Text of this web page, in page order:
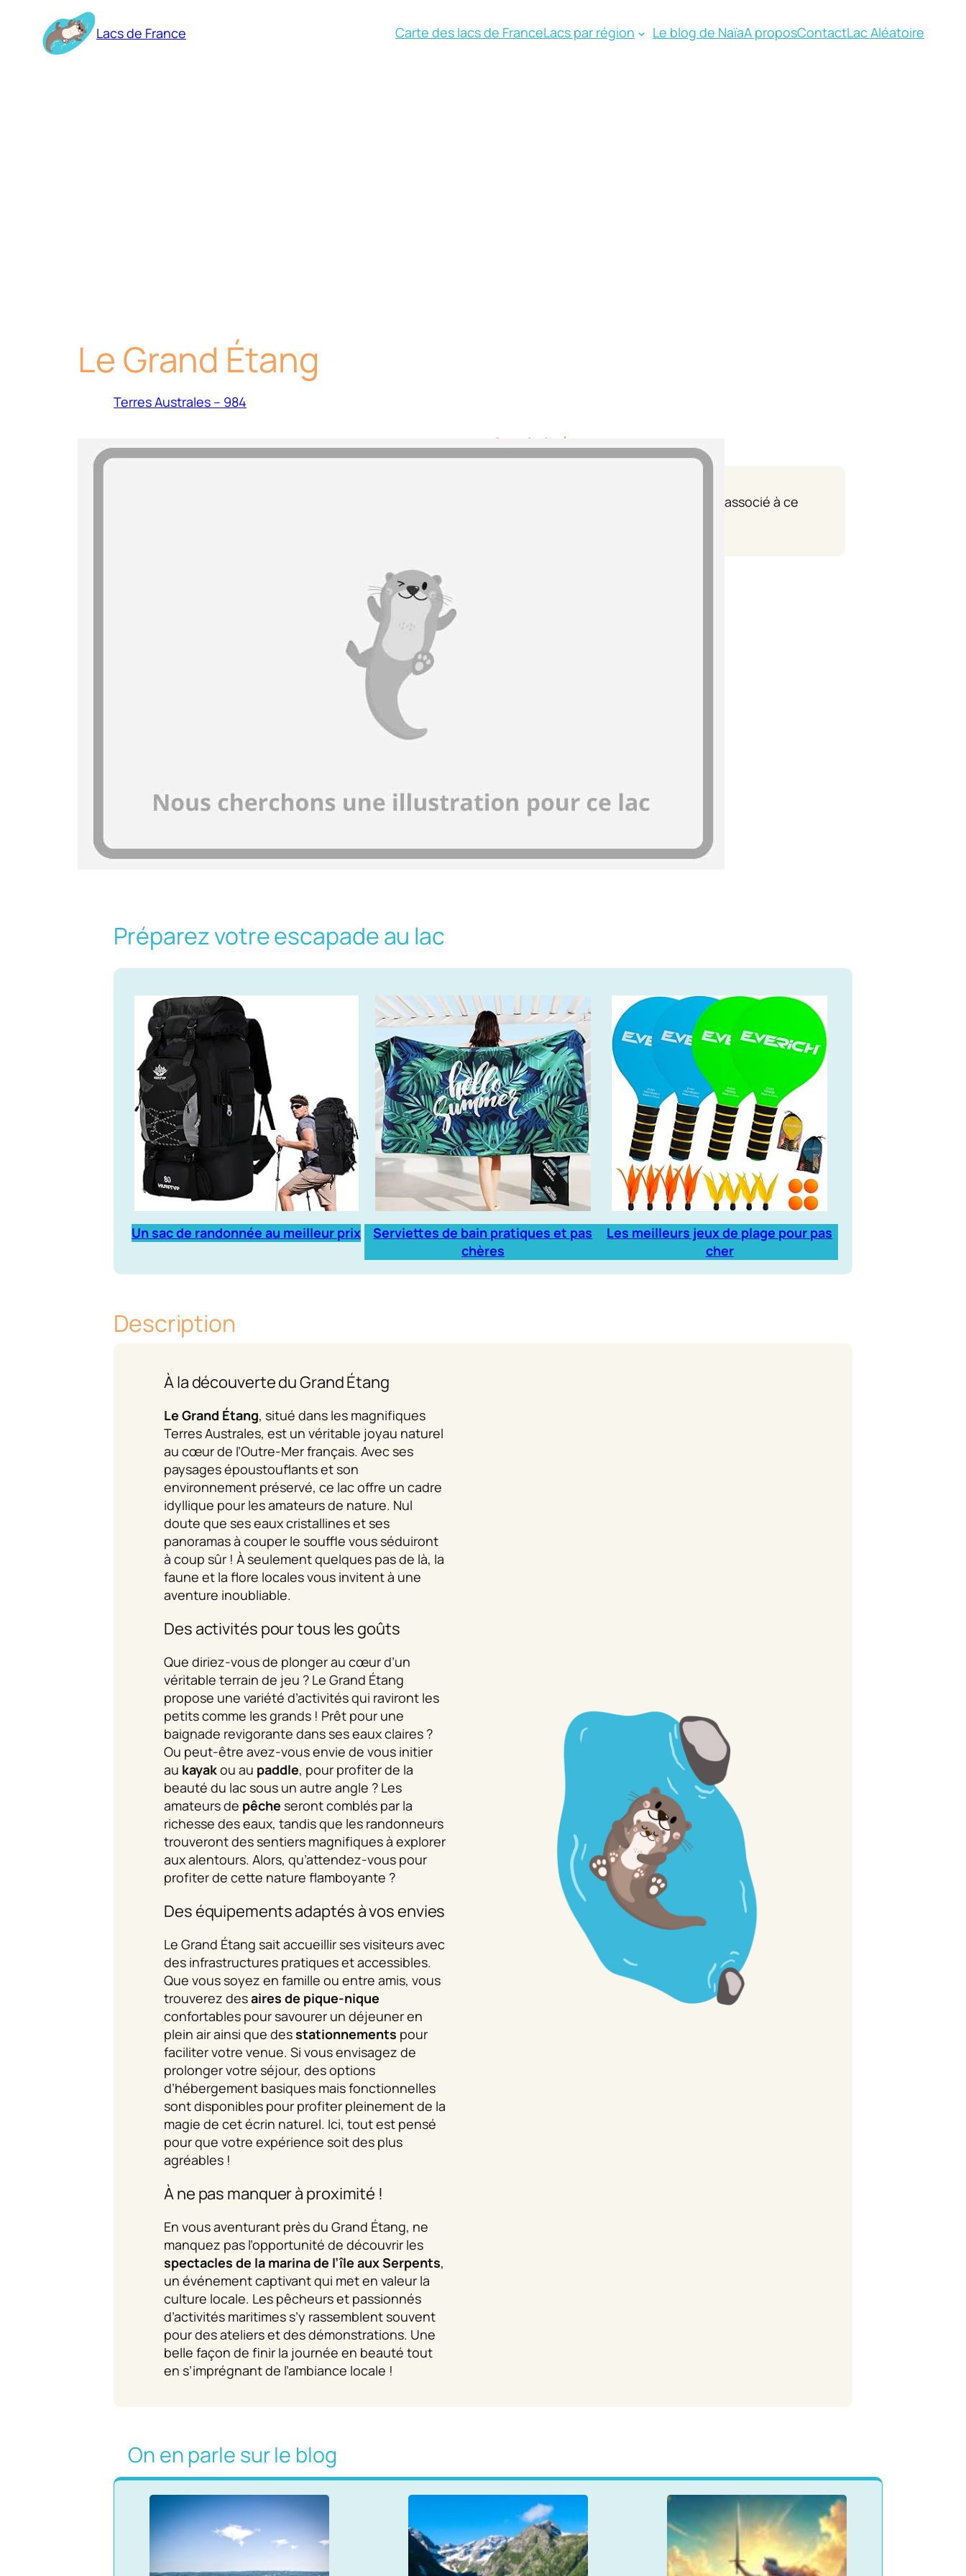
contenu
Lacs de France Carte des lacs de FranceLacs par région Le blog de NaïaA proposContactLac Aléatoire
Le Grand Étang
Terres Australes – 984
Activités
Aucune activité ou département associé à ce
Préparez votre escapade au lac
Un sac de randonnée au meilleur prix
Serviettes de bain pratiques et pas
chères
Les meilleurs jeux de plage pour pas
cher
Description
À la découverte du Grand Étang
Le Grand Étang, situé dans les magnifiques
Terres Australes, est un véritable joyau naturel
au cœur de l’Outre-Mer français. Avec ses
paysages époustouflants et son
environnement préservé, ce lac offre un cadre
idyllique pour les amateurs de nature. Nul
doute que ses eaux cristallines et ses
panoramas à couper le souffle vous séduiront
à coup sûr ! À seulement quelques pas de là, la
faune et la flore locales vous invitent à une
aventure inoubliable.
Des activités pour tous les goûts
Que diriez-vous de plonger au cœur d’un
véritable terrain de jeu ? Le Grand Étang
propose une variété d’activités qui raviront les
petits comme les grands ! Prêt pour une
baignade revigorante dans ses eaux claires ?
Ou peut-être avez-vous envie de vous initier
au kayakou au paddle, pour profiter de la
beauté du lac sous un autre angle ? Les
amateurs de pêche seront comblés par la
richesse des eaux, tandis que les randonneurs
trouveront des sentiers magnifiques à explorer
aux alentours. Alors, qu’attendez-vous pour
profiter de cette nature flamboyante ?
Des équipements adaptés à vos envies
Le Grand Étang sait accueillir ses visiteurs avec
des infrastructures pratiques et accessibles.
Que vous soyez en famille ou entre amis, vous
trouverez desaires de pique-nique
confortables pour savourer un déjeuner en
plein air ainsi que desstationnements pour
faciliter votre venue. Si vous envisagez de
prolonger votre séjour, des options
d’hébergement basiques mais fonctionnelles
sont disponibles pour profiter pleinement de la
magie de cet écrin naturel. Ici, tout est pensé
pour que votre expérience soit des plus
agréables !
À ne pas manquer à proximité !
En vous aventurant près du Grand Étang, ne
manquez pas l’opportunité de découvrir les
spectacles de la marina de l’île aux Serpents,
un événement captivant qui met en valeur la
culture locale. Les pêcheurs et passionnés
d’activités maritimes s’y rassemblent souvent
pour des ateliers et des démonstrations. Une
belle façon de finir la journée en beauté tout
en s’imprégnant de l’ambiance locale !
On en parle sur le blog